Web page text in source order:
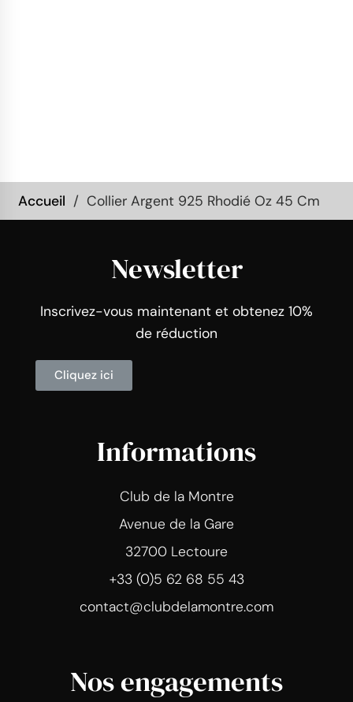
Accueil Collier Argent 925 Rhodié Oz 45 Cm
Newsletter
Inscrivez-vous maintenant et obtenez 10%
de réduction
Cliquez ici
Informations
Club de la Montre
Avenue de la Gare
32700 Lectoure
+33 (0)5 62 68 55 43
contact@clubdelamontre.com
Nos engagements